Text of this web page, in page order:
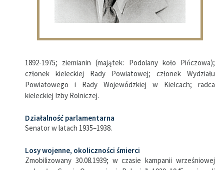
1892-1975; ziemianin (majątek: Podolany koło Pińczowa);
członek kieleckiej Rady Powiatowej; członek Wydziału
Powiatowego i Rady Wojewódzkiej w Kielcach; radca
kieleckiej Izby Rolniczej.
Działalność parlamentarna
Senator w latach 1935–1938.
Losy wojenne, okoliczności śmierci
Zmobilizowany 30.08.1939; w czasie kampanii wrześniowej